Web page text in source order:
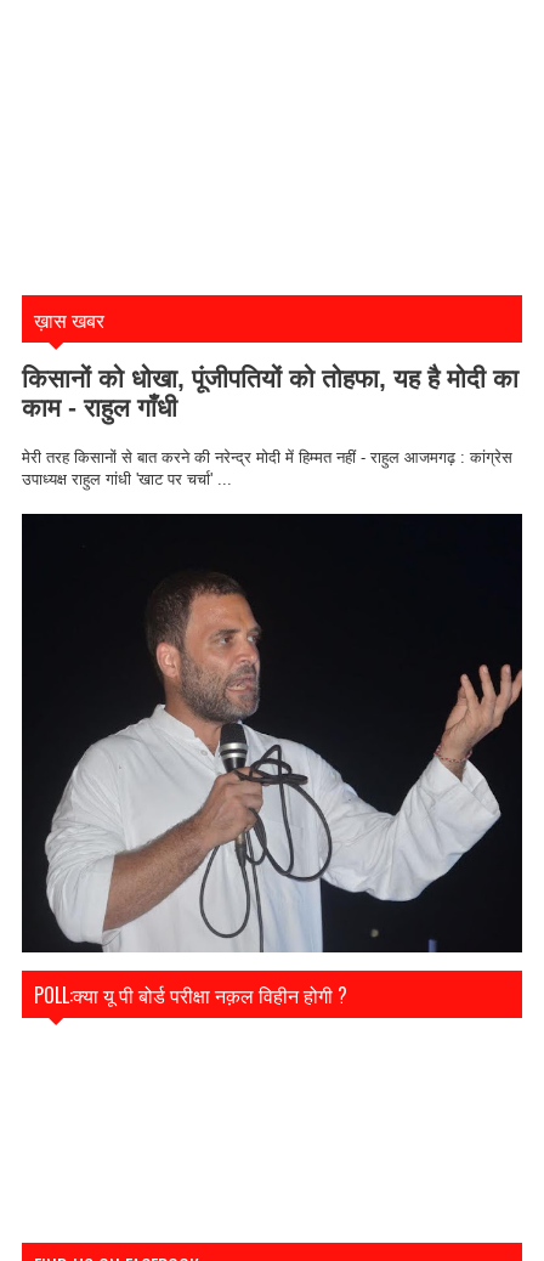
ख़ास खबर
किसानों को धोखा, पूंजीपतियों को तोहफा, यह है मोदी का
काम - राहुल गाँधी
मेरी तरह किसानों से बात करने की नरेन्द्र मोदी में हिम्मत नहीं - राहुल आजमगढ़ : कांग्रेस
उपाध्यक्ष राहुल गांधी 'खाट पर चर्चा' ...
POLL:क्या यू पी बोर्ड परीक्षा नक़ल विहीन होगी ?